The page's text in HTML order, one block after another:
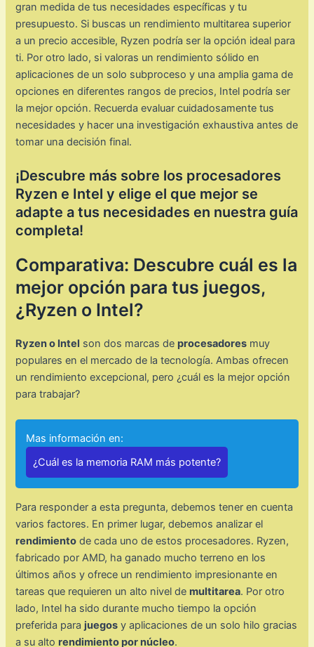
gran medida de tus necesidades específicas y tu
presupuesto. Si buscas un rendimiento multitarea superior
a un precio accesible, Ryzen podría ser la opción ideal para
ti. Por otro lado, si valoras un rendimiento sólido en
aplicaciones de un solo subproceso y una amplia gama de
opciones en diferentes rangos de precios, Intel podría ser
la mejor opción. Recuerda evaluar cuidadosamente tus
necesidades y hacer una investigación exhaustiva antes de
tomar una decisión final.
¡Descubre más sobre los procesadores
Ryzen e Intel y elige el que mejor se
adapte a tus necesidades en nuestra guía
completa!
Comparativa: Descubre cuál es la
mejor opción para tus juegos,
¿Ryzen o Intel?
Ryzen o Intel son dos marcas de procesadores muy
populares en el mercado de la tecnología. Ambas ofrecen
un rendimiento excepcional, pero ¿cuál es la mejor opción
para trabajar?
Mas información en:
¿Cuál es la memoria RAM más potente?
Para responder a esta pregunta, debemos tener en cuenta
varios factores. En primer lugar, debemos analizar el
rendimiento de cada uno de estos procesadores. Ryzen,
fabricado por AMD, ha ganado mucho terreno en los
últimos años y ofrece un rendimiento impresionante en
tareas que requieren un alto nivel de multitarea. Por otro
lado, Intel ha sido durante mucho tiempo la opción
preferida para juegos y aplicaciones de un solo hilo gracias
a su alto rendimiento por núcleo.